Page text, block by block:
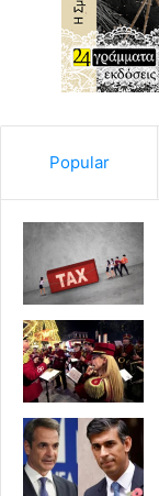
Υπηρεσίας που
έλεγχο –
διεύθυνση,
κ.λπ.).
αυθαίρετες
περιοχή του
αφαίρεση όλων
παρεμβάσεων
Η ίδια πιο άνω
Ασφάλειας
επαναλήφθηκε
την Παρασκευή
Αυγούστου 2020,
Popular